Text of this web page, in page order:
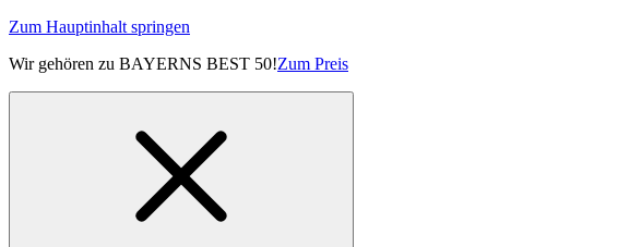
Zum Hauptinhalt springen
Wir gehören zu BAYERNS BEST 50!Zum Preis